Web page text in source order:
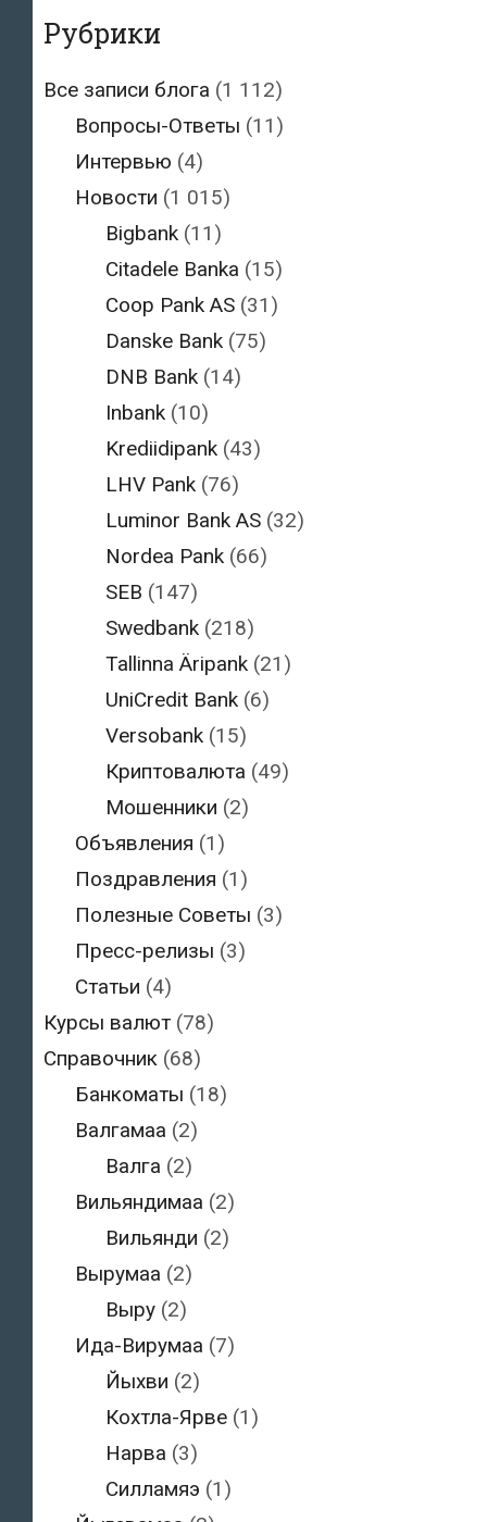
Рубрики
Все записи блога (1 112)
Вопросы-Ответы (11)
Интервью (4)
Новости (1 015)
Bigbank (11)
Citadele Banka (15)
Coop Pank AS (31)
Danske Bank (75)
DNB Bank (14)
Inbank (10)
Krediidipank (43)
LHV Pank (76)
Luminor Bank AS (32)
Nordea Pank (66)
SEB (147)
Swedbank (218)
Tallinna Äripank (21)
UniCredit Bank (6)
Versobank (15)
Криптовалюта (49)
Мошенники (2)
Объявления (1)
Поздравления (1)
Полезные Советы (3)
Пресс-релизы (3)
Статьи (4)
Курсы валют (78)
Справочник (68)
Банкоматы (18)
Валгамаа (2)
Валга (2)
Вильяндимаа (2)
Вильянди (2)
Вырумаа (2)
Выру (2)
Ида-Вирумаа (7)
Йыхви (2)
Кохтла-Ярве (1)
Нарва (3)
Силламяэ (1)